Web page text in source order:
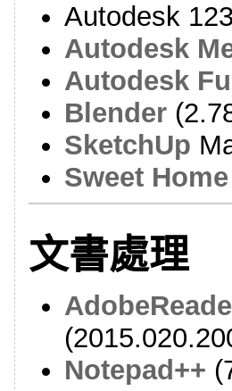
Autodesk
Autodesk
Autodesk
Blender
SketchUp
Sweet
文書處理
Notepad++